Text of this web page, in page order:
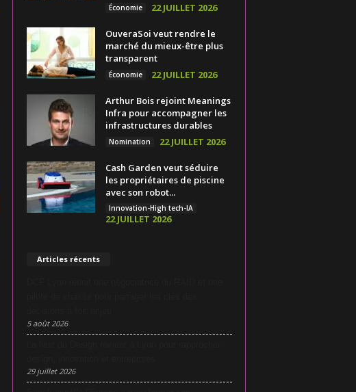
Économie 22 JUILLET 2026
OuveraSoi veut rendre le
marché du mieux-être plus
transparent
Économie 22 JUILLET 2026
Arthur Bois rejoint Meanings
Infra pour accompagner les
infrastructures durables
Nomination 22 JUILLET 2026
Cash Garden veut séduire
les propriétaires de piscine
avec son robot...
Innovation-High tech-IA
22 JUILLET 2026
Articles récents
5 août 2026
29 juillet 2026